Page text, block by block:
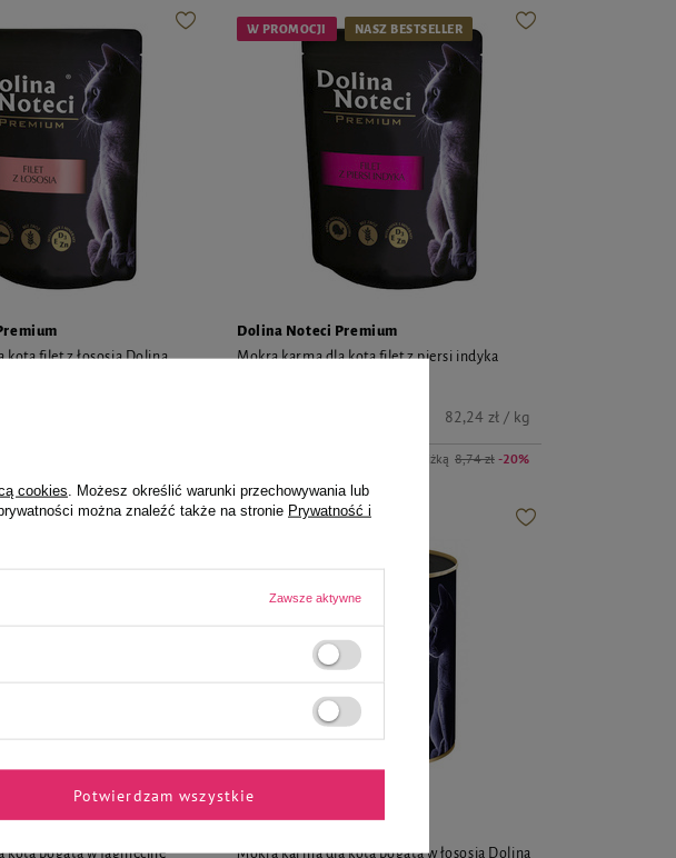
kota filet z łososia Dolina
W PROMOCJI NASZ BESTSELLER
Dolina Noteci Premium
Mokra karma dla kota filet z piersi indyka
Najniższa cena z 30 dni przed obniżką 8,74 zł -20%
82,24 zł / kg
kota bogata w jagnięcinę
Mokra karma dla kota bogata w łososia Dolina
cookies . Możesz określić warunki przechowywania lub
można znaleźć także na stronie Prywatność i
Zawsze aktywne
Potwierdzam wszystkie